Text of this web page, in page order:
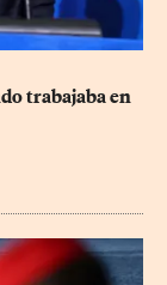
trabajaba en